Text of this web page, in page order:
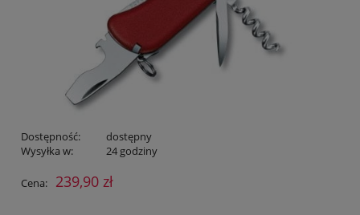
Dostępność:
dostępny
Wysyłka w:
24 godziny
Cena: 239,90 zł